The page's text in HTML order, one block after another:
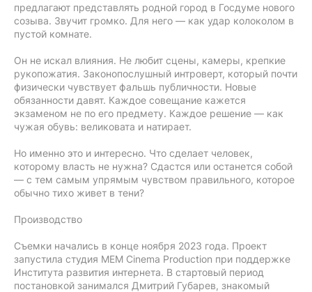
предлагают представлять родной город в Госдуме нового
созыва. Звучит громко. Для него — как удар колоколом в
пустой комнате.
Он не искал влияния. Не любит сцены, камеры, крепкие
рукопожатия. Законопослушный интроверт, который почти
физически чувствует фальшь публичности. Новые
обязанности давят. Каждое совещание кажется
экзаменом не по его предмету. Каждое решение — как
чужая обувь: великовата и натирает.
Но именно это и интересно. Что сделает человек,
которому власть не нужна? Сдастся или останется собой
— с тем самым упрямым чувством правильного, которое
обычно тихо живет в тени?
Производство
Съемки начались в конце ноября 2023 года. Проект
запустила студия MEM Cinema Production при поддержке
Института развития интернета. В стартовый период
постановкой занимался Дмитрий Губарев, знакомый